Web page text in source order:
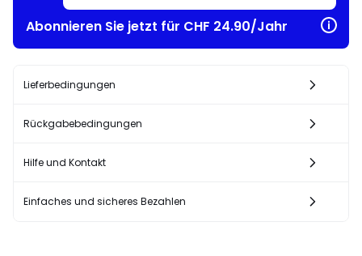
Abonnieren Sie jetzt für CHF 24.90/Jahr
Lieferbedingungen
Rückgabebedingungen
Hilfe und Kontakt
Einfaches und sicheres Bezahlen